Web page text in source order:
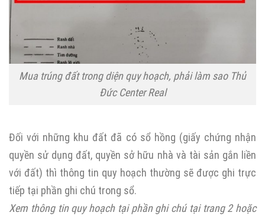
Mua trúng đất trong diện quy hoạch, phải làm sao Thủ
Đức Center Real
Đối với những khu đất đã có sổ hồng (giấy chứng nhận
quyền sử dụng đất, quyền sở hữu nhà và tài sản gắn liền
với đất) thì thông tin quy hoạch thường sẽ được ghi trực
tiếp tại phần ghi chú trong sổ.
Xem thông tin quy hoạch tại phần ghi chú tại trang 2 hoặc